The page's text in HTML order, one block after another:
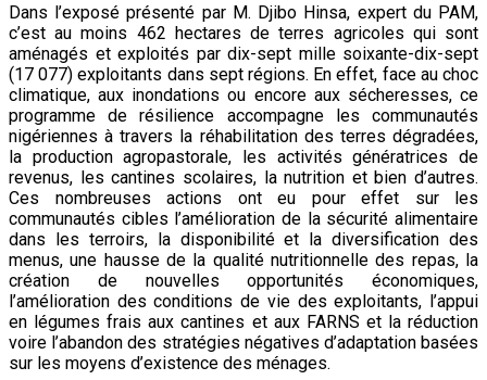
Dans l’exposé présenté par M. Djibo Hinsa, expert du PAM,
c’est au moins 462 hectares de terres agricoles qui sont
aménagés et exploités par dix-sept mille soixante-dix-sept
(17 077) exploitants dans sept régions. En effet, face au choc
climatique, aux inondations ou encore aux sécheresses, ce
programme de résilience accompagne les communautés
nigériennes à travers la réhabilitation des terres dégradées,
la production agropastorale, les activités génératrices de
revenus, les cantines scolaires, la nutrition et bien d’autres.
Ces nombreuses actions ont eu pour effet sur les
communautés cibles l’amélioration de la sécurité alimentaire
dans les terroirs, la disponibilité et la diversification des
menus, une hausse de la qualité nutritionnelle des repas, la
création de nouvelles opportunités économiques,
l’amélioration des conditions de vie des exploitants, l’appui
en légumes frais aux cantines et aux FARNS et la réduction
voire l’abandon des stratégies négatives d’adaptation basées
sur les moyens d’existence des ménages.